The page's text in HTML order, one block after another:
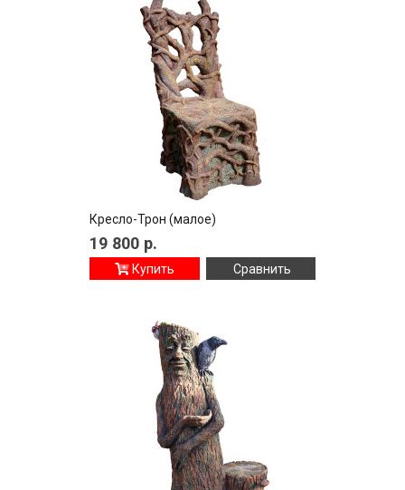
Кресло-Трон (малое)
19 800 р.
Купить Сравнить